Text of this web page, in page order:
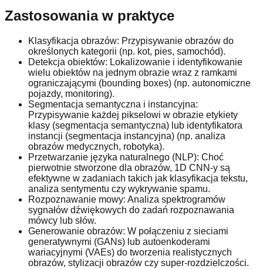
Zastosowania w praktyce
Klasyfikacja obrazów: Przypisywanie obrazów do
określonych kategorii (np. kot, pies, samochód).
Detekcja obiektów: Lokalizowanie i identyfikowanie
wielu obiektów na jednym obrazie wraz z ramkami
ograniczającymi (bounding boxes) (np. autonomiczne
pojazdy, monitoring).
Segmentacja semantyczna i instancyjna:
Przypisywanie każdej pikselowi w obrazie etykiety
klasy (segmentacja semantyczna) lub identyfikatora
instancji (segmentacja instancyjna) (np. analiza
obrazów medycznych, robotyka).
Przetwarzanie języka naturalnego (NLP): Choć
pierwotnie stworzone dla obrazów, 1D CNN-y są
efektywne w zadaniach takich jak klasyfikacja tekstu,
analiza sentymentu czy wykrywanie spamu.
Rozpoznawanie mowy: Analiza spektrogramów
sygnałów dźwiękowych do zadań rozpoznawania
mówcy lub słów.
Generowanie obrazów: W połączeniu z sieciami
generatywnymi (GANs) lub autoenkoderami
wariacyjnymi (VAEs) do tworzenia realistycznych
obrazów, stylizacji obrazów czy super-rozdzielczości.